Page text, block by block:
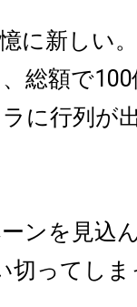
に新しい
総額で
に行列が
ンを見込
切ってし